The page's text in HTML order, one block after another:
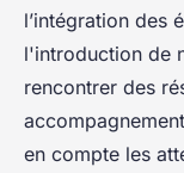
l’intégration des
l'introduction de
rencontrer des
en compte les